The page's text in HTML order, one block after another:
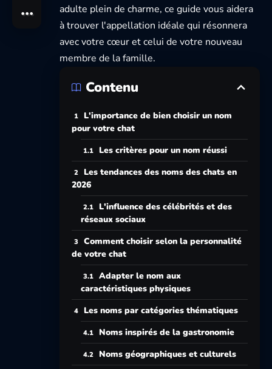
adulte plein de charme, ce guide vous aidera
à trouver l'appellation idéale qui résonnera
avec votre cœur et celui de votre nouveau
membre de la famille.
Contenu
L'importance de bien choisir un nom
pour votre chat
Les critères pour un nom réussi
Les tendances des noms des chats en
2026
L'influence des célébrités et des
réseaux sociaux
Comment choisir selon la personnalité
de votre chat
Adapter le nom aux
caractéristiques physiques
Les noms par catégories thématiques
Noms inspirés de la gastronomie
Noms géographiques et culturels